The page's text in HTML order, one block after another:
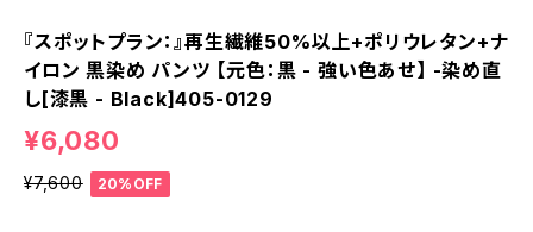
『スポットプラン：』再生繊維50%以上+ポリウレタン+ナ
イロン 黒染め パンツ 【元色：黒 - 強い色あせ】 -染め直
し[漆黒 - Black]405-0129
¥6,080
¥7,600 20%OFF